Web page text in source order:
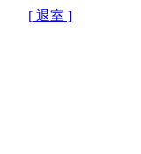
[ 退室 ]